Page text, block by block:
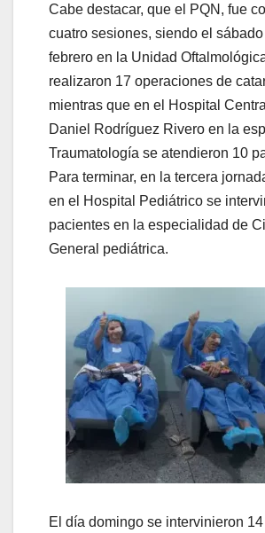
Cabe destacar, que el PQN, fue
cuatro sesiones, siendo el
febrero en la Unidad
realizaron 17 operaciones de
mientras que en el Hospital
Daniel Rodríguez Rivero en la
Traumatología se atendieron 10
Para terminar, en la tercera
en el Hospital Pediátrico se
pacientes en la especialidad de
General pediátrica.
El día domingo se intervinieron